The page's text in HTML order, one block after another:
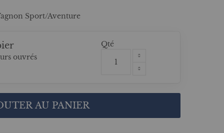
Sport/Aventure
ouvrés
Qté
AU PANIER